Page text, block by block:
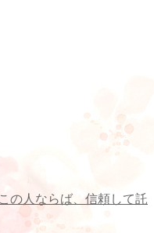
の人ならば、信頼して託